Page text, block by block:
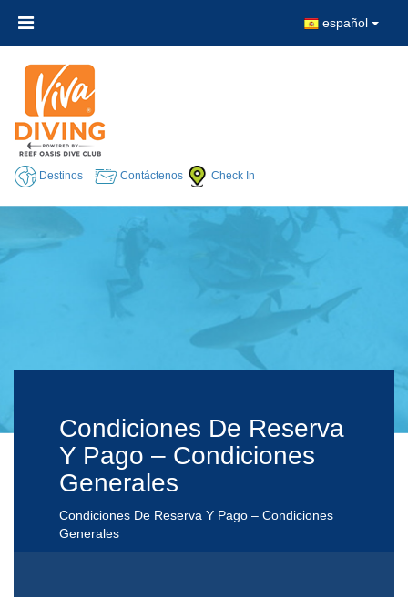
español
Destinos Contáctenos Check In
Condiciones De Reserva
Y Pago – Condiciones
Generales
Condiciones De Reserva Y Pago – Condiciones
Generales